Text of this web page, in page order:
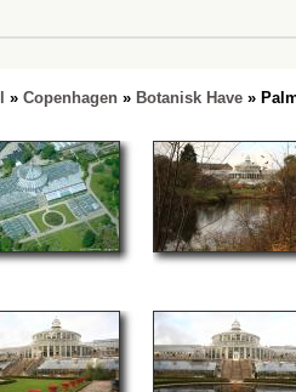
» Copenhagen» Botanisk Have»